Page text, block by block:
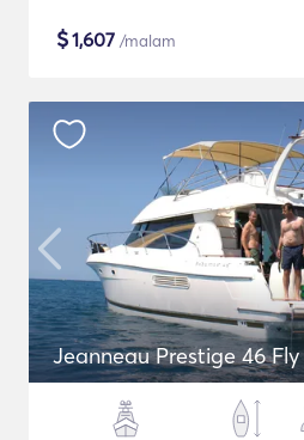
$1,607 /malam
Jeanneau Prestige 46 Fly